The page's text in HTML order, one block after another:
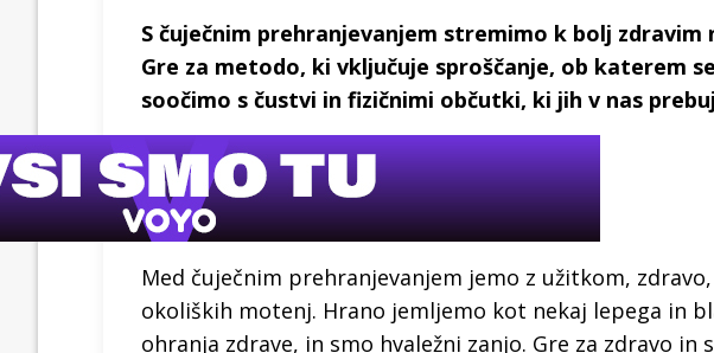
S čuječnim prehranjevanjem stremimo k bolj zdravim
Gre za metodo, ki vključuje sproščanje, ob katerem
soočimo s čustvi in fizičnimi občutki, ki jih v nas
Med čuječnim prehranjevanjem jemo z užitkom,
okoliških motenj. Hrano jemljemo kot nekaj lepega in
ohranja zdrave, in smo hvaležni zanjo. Gre za zdravo in